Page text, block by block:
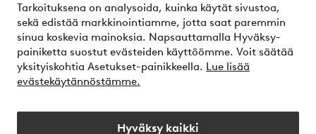
Tarkoituksena on analysoida, kuinka käytät sivustoa,
sekä edistää markkinointiamme, jotta saat paremmin
sinua koskevia mainoksia. Napsauttamalla Hyväksy-
painiketta suostut evästeiden käyttöömme. Voit säätää
yksityiskohtia Asetukset-painikkeella. Lue lisää
evästekäytännöstämme.
Hyväksy kaikki
Haluatko tietää lisää maksuvaihtoehdoistamme?
elpy